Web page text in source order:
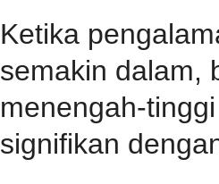
Ketika
semakin dalam,
menengah-
signifikan